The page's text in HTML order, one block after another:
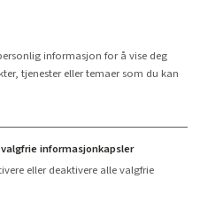
informasjon for å vise deg
tjenester eller temaer som du kan
informasjonkapsler
eller deaktivere alle valgfrie